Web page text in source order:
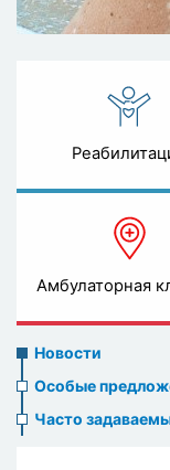
Амбулаторная
News
menu
Новости
Особые
Часто